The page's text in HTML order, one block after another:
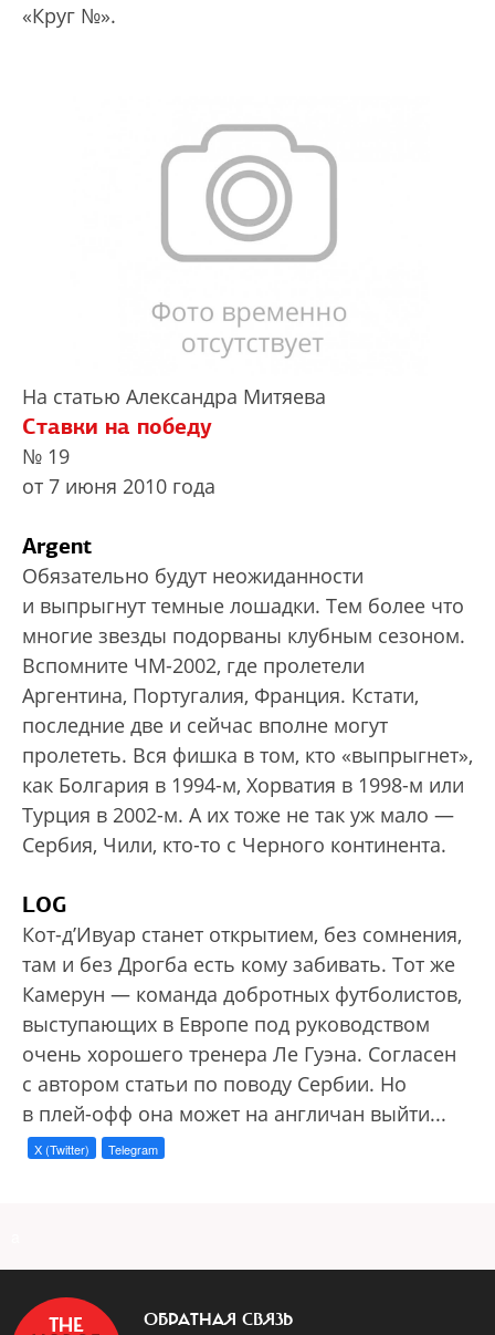
«Круг №».
На статью Александра Митяева
Ставки на победу
№ 19
от 7 июня 2010 года
Argent
Обязательно будут неожиданности
и выпрыгнут темные лошадки. Тем более что
многие звезды подорваны клубным сезоном.
Вспомните ЧМ-2002, где пролетели
Аргентина, Португалия, Франция. Кстати,
последние две и сейчас вполне могут
пролететь. Вся фишка в том, кто «выпрыгнет»,
как Болгария в 1994-м, Хорватия в 1998-м или
Турция в 2002-м. А их тоже не так уж мало —
Сербия, Чили, кто-то с Черного континента.
LOG
Кот-д’Ивуар станет открытием, без сомнения,
там и без Дрогба есть кому забивать. Тот же
Камерун — команда добротных футболистов,
выступающих в Европе под руководством
очень хорошего тренера Ле Гуэна. Согласен
с автором статьи по поводу Сербии. Но
в плей-офф она может на англичан выйти...
X (Twitter) Telegram
ОБРАТНАЯ СВЯЗЬ